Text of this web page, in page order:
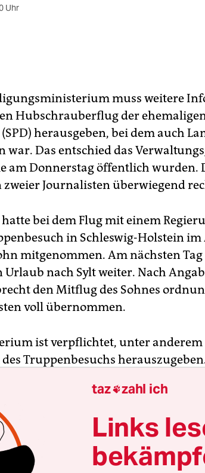
Uhr
muss weitere
Hubschrauberflug der
herausgeben, bei dem auch
war. Das entschied das
am Donnerstag öffentlich wurden.
zweier Journalisten überwiegend
bei dem Flug mit einem
in Schleswig-Holstein im
mitgenommen. Am nächsten
Urlaub nach Sylt weiter. Nach
den Mitflug des Sohnes
voll übernommen.
ist verpflichtet, unter
Truppenbesuchs
zur Nutzung von Luftfahrzeugen
Einwände des Ministeriums
Ministerium hatte argumentiert, die
und sicherheitsempfindliche
Ablauf könnten Rückschlüsse auf
taz zahl ich
Links